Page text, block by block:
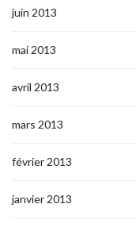
juin 2013
mai 2013
avril 2013
mars 2013
février 2013
janvier 2013